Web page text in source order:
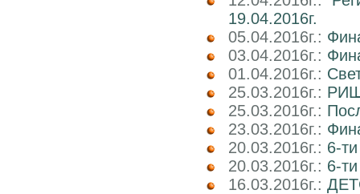
19.04.2016г.
05.04.2016г.:
03.04.2016г.:
01.04.2016г.:
25.03.2016г.: РИШ
25.03.2016г.:
23.03.2016г.:
20.03.2016г.: 6-
20.03.2016г.: 6-
16.03.2016г.: